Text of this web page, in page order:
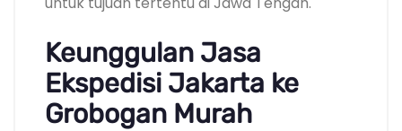
Keunggulan Jasa
Ekspedisi Jakarta ke
Grobogan Murah